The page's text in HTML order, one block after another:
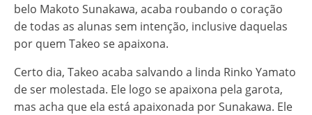
belo Makoto Sunakawa, acaba roubando o coração
de todas as alunas sem intenção, inclusive daquelas
por quem Takeo se apaixona.
Certo dia, Takeo acaba salvando a linda Rinko Yamato
de ser molestada. Ele logo se apaixona pela garota,
mas acha que ela está apaixonada por Sunakawa. Ele